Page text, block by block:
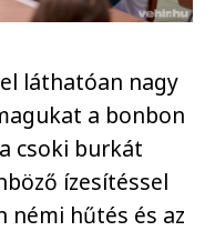
láthatóan nagy
a bonbon
csoki burkát
ízesítéssel
hűtés és az